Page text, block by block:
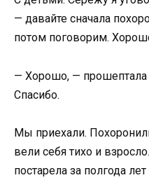
— давайте сначала
потом поговорим.
— Хорошо, — прошептала
Спасибо.
Мы приехали.
вели себя тихо и
постарела за полгода